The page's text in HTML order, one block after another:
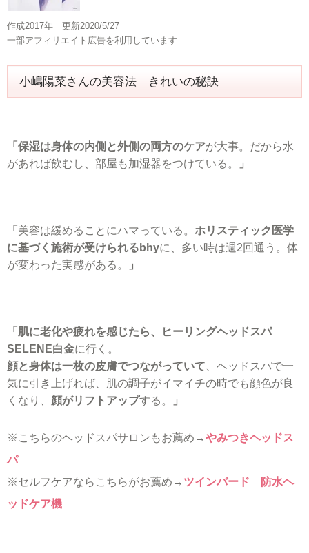
作成2017年 更新2020/5/27
一部アフィリエイト広告を利用しています
小嶋陽菜さんの美容法 きれいの秘訣
「保湿は身体の内側と外側の両方のケアが大事。だから水
があれば飲むし、部屋も加湿器をつけている。
」
「 美容は緩めることにハマっている。 ホリスティック医学
に基づく施術が受けられるbhyに、多い時は週2回通う。体
が変わった実感がある。
」
「肌に老化や疲れを感じたら、ヒーリングヘッドスパ
SELENE白金に行く。
顔と身体は一枚の皮膚でつながっていて 、ヘッドスパで一
気に引き上げれば、肌の調子がイマイチの時でも顔色が良
くなり、 顔がリフトアップする。 」
※こちらのヘッドスパサロンもお薦め→やみつきヘッドス
パ
※セルフケアならこちらがお薦め→ ツインバード 防水ヘ
ッドケア機